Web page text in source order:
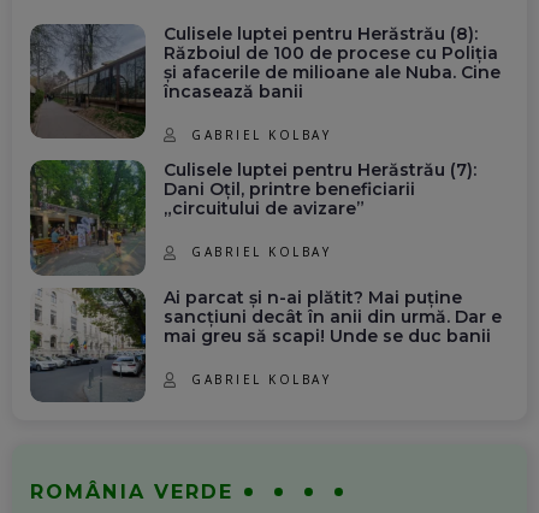
Culisele luptei pentru Herăstrău (8):
Războiul de 100 de procese cu Poliția
și afacerile de milioane ale Nuba. Cine
încasează banii
GABRIEL KOLBAY
Culisele luptei pentru Herăstrău (7):
Dani Oțil, printre beneficiarii
„circuitului de avizare”
GABRIEL KOLBAY
Ai parcat și n-ai plătit? Mai puține
sancțiuni decât în anii din urmă. Dar e
mai greu să scapi! Unde se duc banii
GABRIEL KOLBAY
ROMÂNIA VERDE